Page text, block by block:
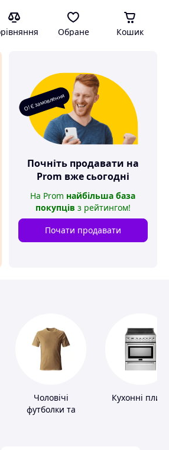
Обране Кошик
О! Є замовлення
Почніть продавати на
Prom вже сьогодні
На Prom найбільша база
покупців з рейтингом!
Почати продавати
Чоловічі
футболки та
Кухонні